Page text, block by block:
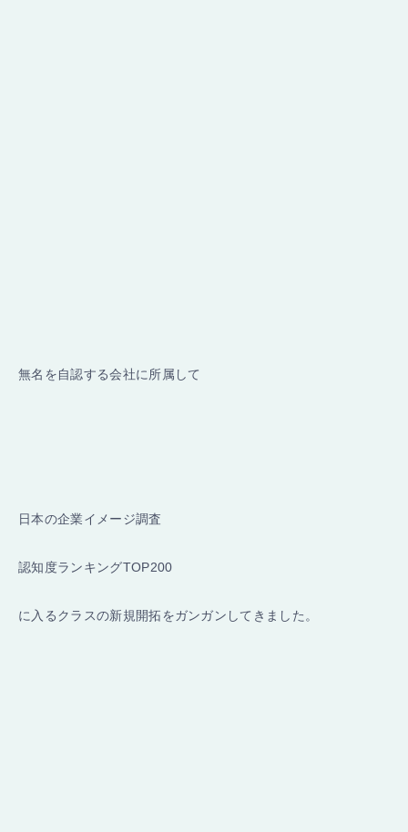
無名を自認する会社に所属して
日本の企業イメージ調査
認知度ランキングTOP200
に入るクラスの新規開拓をガンガンしてきました。